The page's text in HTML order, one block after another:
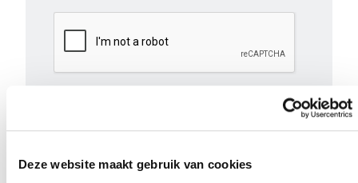
Deze website maakt gebruik van cookies
gegevens enkel om gevolg te geven aan je vraag of